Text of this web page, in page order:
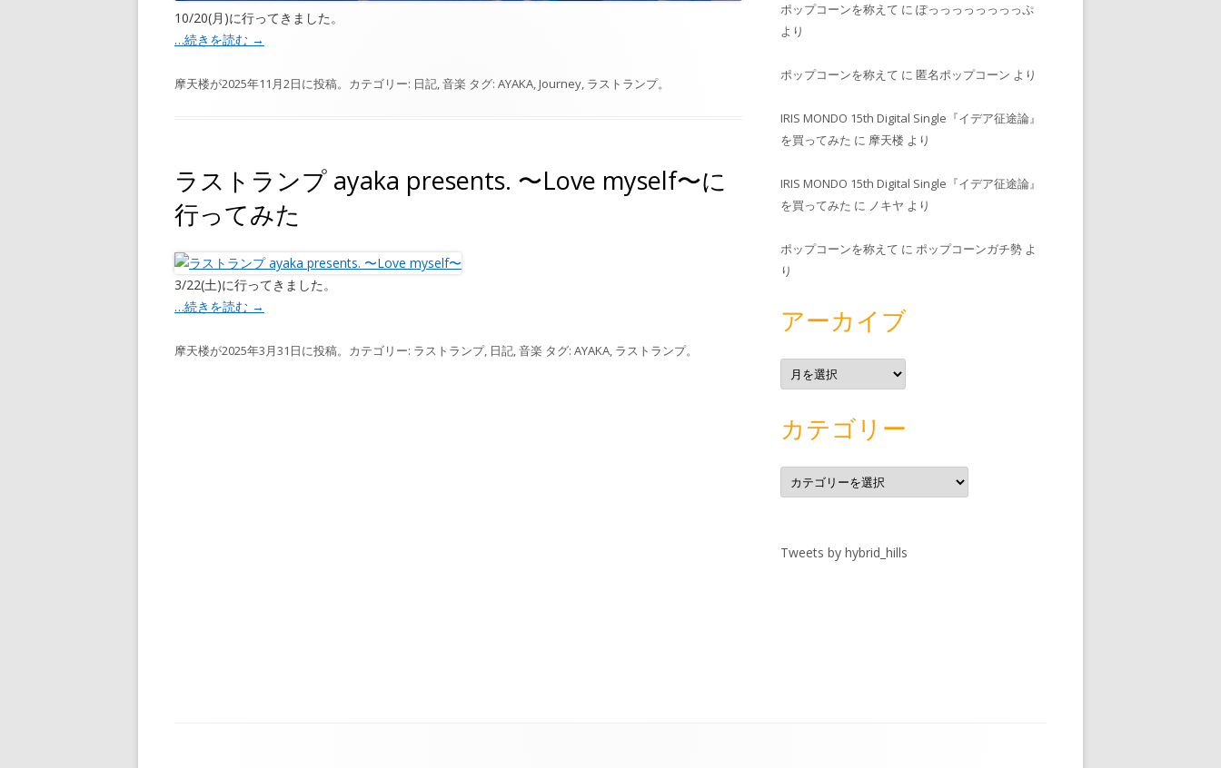
10/20(月)に行ってきました。
…続きを読む →
摩天楼が2025年11月2日に投稿。カテゴリー: 日記,音楽 タグ: AYAKA,Journey, ラストランプ。
ラストランプ ayaka presents. 〜Love myself〜に
行ってみた
3/22(土)に行ってきました。
…続きを読む →
摩天楼が2025年3月31日に投稿。カテゴリー: ラストランプ, 日記,音楽 タグ: AYAKA, ラストランプ。
ポップコーンを称えて にぽっっっっっっっっぷ
より
ポップコーンを称えて に匿名ポップコーン より
IRIS MONDO 15th Digital Single『イデア征途論』
を買ってみた に 摩天楼 より
IRIS MONDO 15th Digital Single『イデア征途論』
を買ってみた に ノキヤ より
ポップコーンを称えて にポップコーンガチ勢 よ
り
アーカイブ
ア
ー
カ
カテゴリー
カ
テ
ゴ
Tweets by hybrid_hills